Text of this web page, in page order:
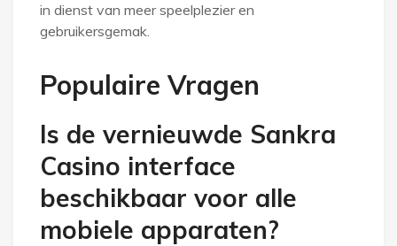
in dienst van meer speelplezier en
gebruikersgemak.
Populaire Vragen
Is de vernieuwde Sankra
Casino interface
beschikbaar voor alle
mobiele apparaten?